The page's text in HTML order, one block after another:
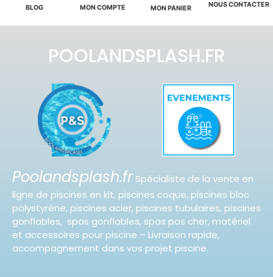
BLOG MON COMPTE MON PANIER NOUS CONTACTER
POOLANDSPLASH.FR
Poolandsplash.fr Spécialiste de la vente en
ligne de piscines en kit, piscines coque, piscines bloc
polystyrène, piscines acier, piscines tubulaires, piscines
gonflables, spas gonflables, spas pas cher, matériel
et accessoires pour piscine – Livraison rapide,
accompagnement dans vos projet piscine.